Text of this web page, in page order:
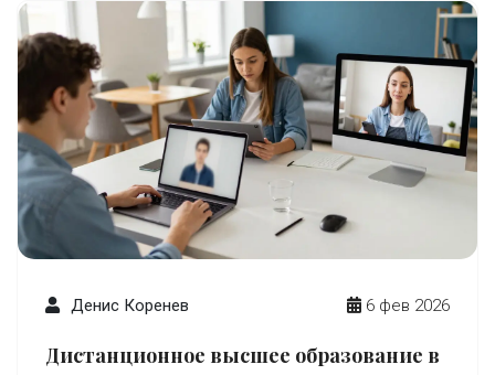
Денис Коренев 6 фев 2026
Дистанционное высшее образование в